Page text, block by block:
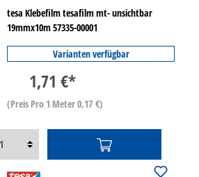
tesa Klebefilm tesafilm mt- unsichtbar
19mmx10m 57335-00001
Varianten verfügbar
1,71 €*
(Preis Pro 1 Meter 0,17 €)